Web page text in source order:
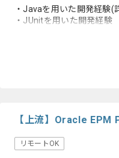
・Javaを用いた開発経験(
・JUnitを用いた開発経験
【上流】Oracle EPM
リモートOK